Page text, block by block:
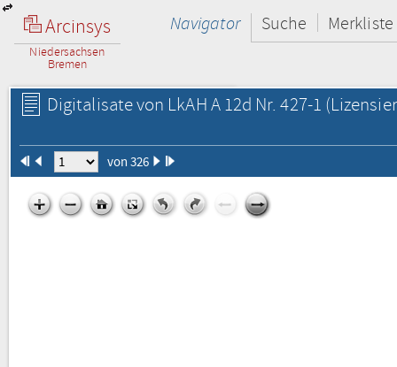
Arcinsys
Niedersachsen
Bremen
Navigator Suche Merkliste
Digitalisate von LkAH A 12d Nr. 427-1
von 326